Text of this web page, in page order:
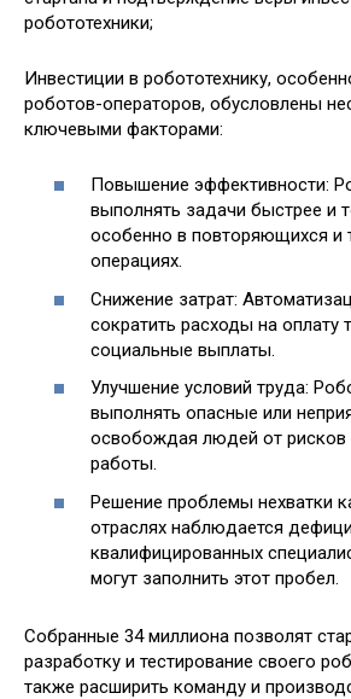
робототехники;
Инвестиции в робототехнику,
роботов-операторов, обусловлены
ключевыми факторами:
Повышение эффективности:
выполнять задачи быстрее и
особенно в повторяющихся и
операциях.
Снижение затрат:
сократить расходы на оплату
социальные выплаты.
Улучшение условий труда:
выполнять опасные или
освобождая людей от рисков
работы.
Решение проблемы нехватки
отраслях наблюдается
квалифицированных
могут заполнить этот пробел.
Собранные 34 миллиона позволят
разработку и тестирование своего
также расширить команду и